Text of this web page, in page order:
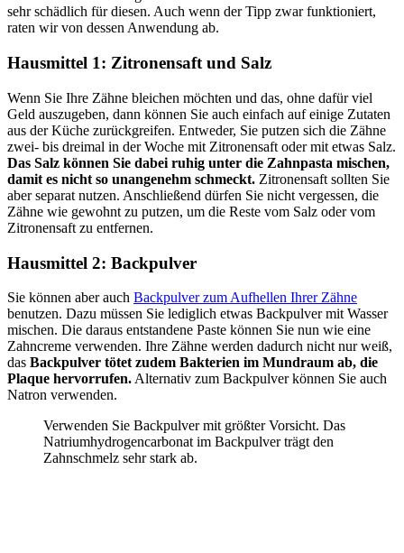
sehr schädlich für diesen. Auch wenn der Tipp zwar funktioniert,
raten wir von dessen Anwendung ab.
Hausmittel 1: Zitronensaft und Salz
Wenn Sie Ihre Zähne bleichen möchten und das, ohne dafür viel
Geld auszugeben, dann können Sie auch einfach auf einige Zutaten
aus der Küche zurückgreifen. Entweder, Sie putzen sich die Zähne
zwei- bis dreimal in der Woche mit Zitronensaft oder mit etwas Salz.
Das Salz können Sie dabei ruhig unter die Zahnpasta mischen,
damit es nicht so unangenehm schmeckt. Zitronensaft sollten Sie
aber separat nutzen. Anschließend dürfen Sie nicht vergessen, die
Zähne wie gewohnt zu putzen, um die Reste vom Salz oder vom
Zitronensaft zu entfernen.
Hausmittel 2: Backpulver
Sie können aber auch Backpulver zum Aufhellen Ihrer Zähne
benutzen. Dazu müssen Sie lediglich etwas Backpulver mit Wasser
mischen. Die daraus entstandene Paste können Sie nun wie eine
Zahncreme verwenden. Ihre Zähne werden dadurch nicht nur weiß,
das Backpulver tötet zudem Bakterien im Mundraum ab, die
Plaque hervorrufen. Alternativ zum Backpulver können Sie auch
Natron verwenden.
Verwenden Sie Backpulver mit größter Vorsicht. Das
Natriumhydrogencarbonat im Backpulver trägt den
Zahnschmelz sehr stark ab.